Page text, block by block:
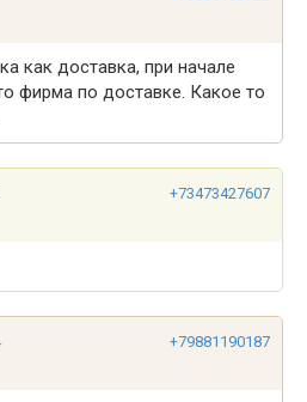
как доставка, при начале
фирма по доставке. Какое то
+73473427607
+79881190187